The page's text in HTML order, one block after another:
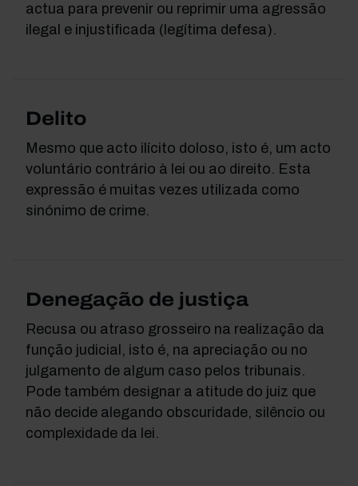
actua para prevenir ou reprimir uma agressão
ilegal e injustificada (legítima defesa).
Delito
Mesmo que acto ilícito doloso, isto é, um acto
voluntário contrário à lei ou ao direito. Esta
expressão é muitas vezes utilizada como
sinónimo de crime.
Denegação de justiça
Recusa ou atraso grosseiro na realização da
função judicial, isto é, na apreciação ou no
julgamento de algum caso pelos tribunais.
Pode também designar a atitude do juiz que
não decide alegando obscuridade, silêncio ou
complexidade da lei.